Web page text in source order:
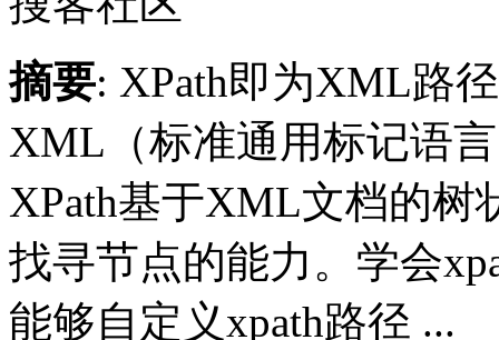
摘要: XPath即为XML路
XML（标准通用标记语
XPath基于XML文档的树
找寻节点的能力。学会
能够自定义xpath路径 ...